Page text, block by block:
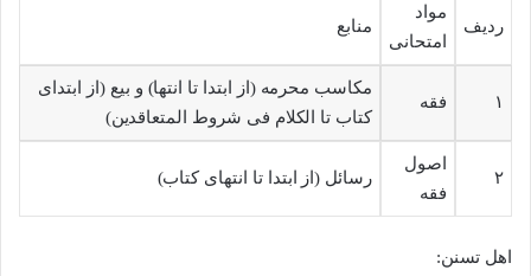
ردیف
مواد
امتحانی
منابع
۱ فقه
مکاسب محرمه (از ابتدا تا انتها) و بیع (از ابتدای
کتاب تا الکلام فی شروط المتعاقدین)
۲
اصول
فقه
رسائل (از ابتدا تا انتهای کتاب)
اهل تسنن: